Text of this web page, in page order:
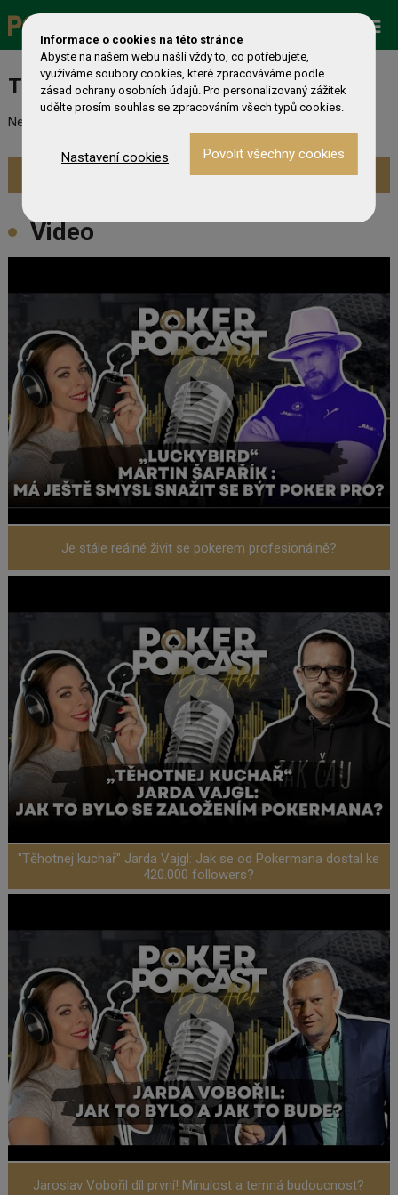
Turnaj nebyl nalezen
Nebyl nalezen odpovídající turnaj. Prevděpodobně již skončil.
Zobrazit aktuální turnaje »
Video
Je stále reálné živit se pokerem profesionálně?
"Těhotnej kuchař" Jarda Vajgl: Jak se od Pokermana dostal ke
420.000 followers?
Jaroslav Vobořil díl první! Minulost a temná budoucnost?
Informace o cookies na této stránce
Abyste na našem webu našli vždy to, co potřebujete,
využíváme soubory cookies, které zpracováváme podle
zásad ochrany osobních údajů. Pro personalizovaný zážitek
udělte prosím souhlas se zpracováním všech typů cookies.
Nastavení cookies